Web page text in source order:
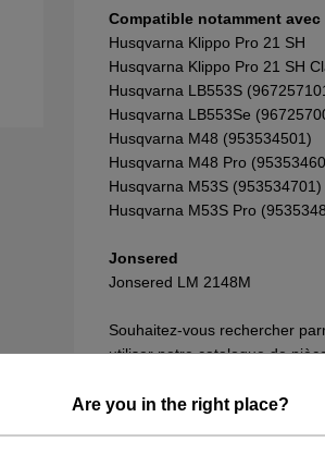
Are you in the right place?
Compatible notamment avec
Husqvarna Klippo Pro 21 SH
Husqvarna Klippo Pro 21 SH
Husqvarna LB553S
Husqvarna LB553Se
Husqvarna M48 (953534501)
Husqvarna M48 Pro
Husqvarna M53S (953534701)
Husqvarna M53S Pro
Jonsered
Jonsered LM 2148M
Souhaitez-vous rechercher
utiliser notre catalogue de
N’oubliez pas de toujours